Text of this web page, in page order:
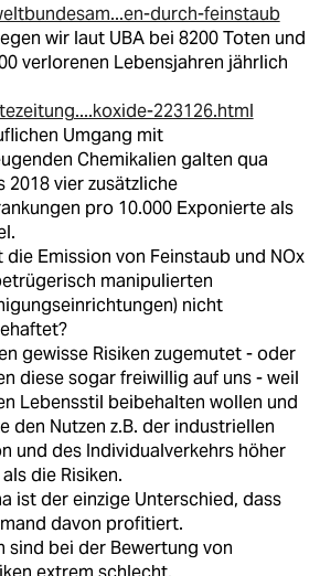
durch-feinstaub
wir laut UBA bei 8200 Toten und
verlorenen Lebensjahren jährlich
223126.html
Umgang mit
Chemikalien galten qua
2018 vier zusätzliche
pro 10.000 Exponierte als
die Emission von Feinstaub und NOx
manipulierten
nicht
gewisse Risiken zugemutet - oder
diese sogar freiwillig auf uns - weil
Lebensstil beibehalten wollen und
den Nutzen z.B. der industriellen
und des Individualverkehrs höher
die Risiken.
ist der einzige Unterschied, dass
davon profitiert.
sind bei der Bewertung von